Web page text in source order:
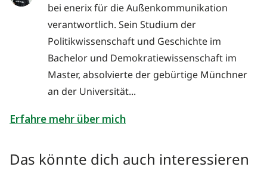
bei enerix für die Außenkommunikation
verantwortlich. Sein Studium der
Politikwissenschaft und Geschichte im
Bachelor und Demokratiewissenschaft im
Master, absolvierte der gebürtige Münchner
an der Universität...
Erfahre mehr über mich
Das könnte dich auch interessieren